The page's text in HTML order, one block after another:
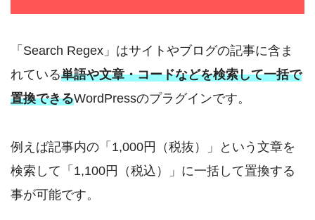
「Search Regex」はサイトやブログの記事に含ま
れている単語や文章・コードなどを検索して一括で
置換できるWordPressのプラグインです。
例えば記事内の「1,000円（税抜）」という文章を
検索して「1,100円（税込）」に一括して置換する
事が可能です。